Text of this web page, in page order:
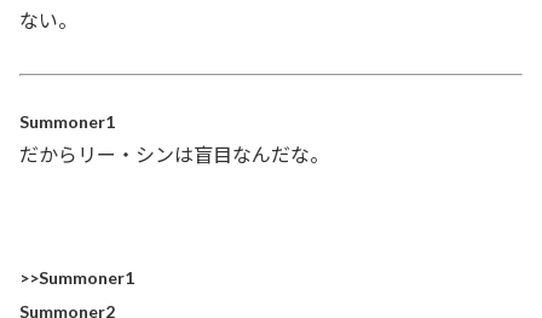
ない。
Summoner1
だからリー・シンは盲目なんだな。
>>Summoner1
Summoner2